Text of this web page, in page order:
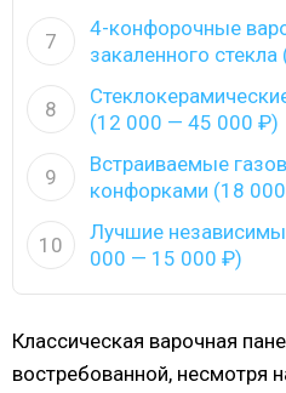
7
4-конфорочные
закаленного
8
(12 000 — 45 000 ₽)
9
Встраиваемые
конфорками (18
10
Лучшие
000 — 15 000 ₽)
Классическая варочная
востребованной, несмотря